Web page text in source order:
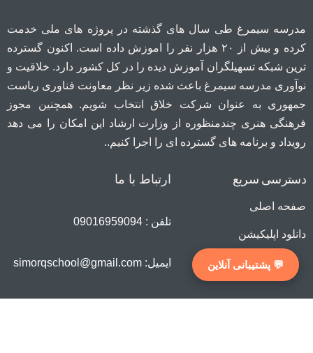
مدرسه سیمرغ طی سال های گذشته در پروژه های ملی خدمت
کرده و بیش از ۲۰ هزار نفر را اموزش داده است. اکنون گسترده
ترین شبکه تسهیلگران آموزش دیده را در کل کشور دارد. خلاقیت و
نوآوری مدرسه سیمرغ باعث شده زیر نظر معاونت فناوری ریاست
جمهوری به عنوان شرکت خلاق انتخاب شویم. همچنین مجوز
فرهنگی هنری چندمنظوره از وزارت ارشاد این امکان را می دهد
رویداد و برنامه های گسترده ای را اجرا کنیم..
دسترسی سریع
صفحه اصلی
دانلود اپلیکیشن
ارتباط با ما
تلفن : 09016959094
ایمیل: simorqschool@gmail.com 💬 پشتیبانی آنلاین